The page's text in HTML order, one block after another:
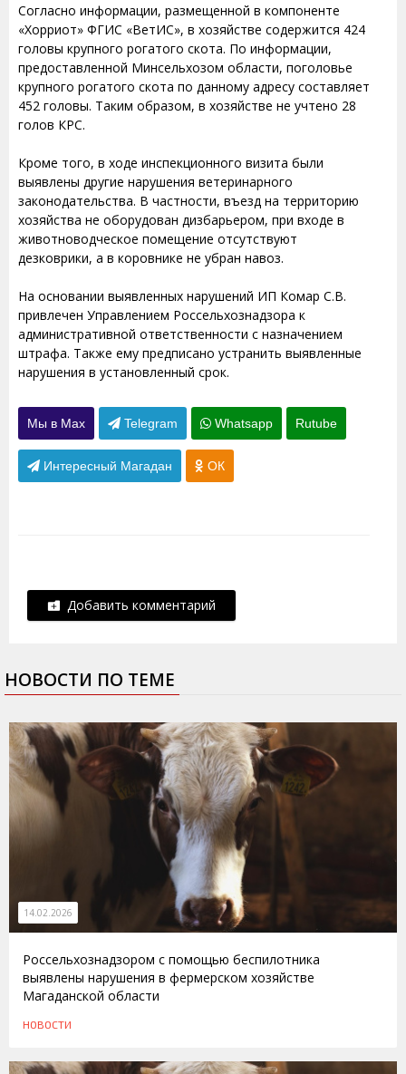
Согласно информации, размещенной в компоненте
«Хорриот» ФГИС «ВетИС», в хозяйстве содержится 424
головы крупного рогатого скота. По информации,
предоставленной Минсельхозом области, поголовье
крупного рогатого скота по данному адресу составляет
452 головы. Таким образом, в хозяйстве не учтено 28
голов КРС.
Кроме того, в ходе инспекционного визита были
выявлены другие нарушения ветеринарного
законодательства. В частности, въезд на территорию
хозяйства не оборудован дизбарьером, при входе в
животноводческое помещение отсутствуют
дезковрики, а в коровнике не убран навоз.
На основании выявленных нарушений ИП Комар С.В.
привлечен Управлением Россельхознадзора к
административной ответственности с назначением
штрафа. Также ему предписано устранить выявленные
нарушения в установленный срок.
Мы в Max Telegram Whatsapp Rutube
Интересный Магадан ОК
Добавить комментарий
НОВОСТИ ПО ТЕМЕ
14.02.2026
Россельхознадзором с помощью беспилотника
выявлены нарушения в фермерском хозяйстве
Магаданской области
НОВОСТИ